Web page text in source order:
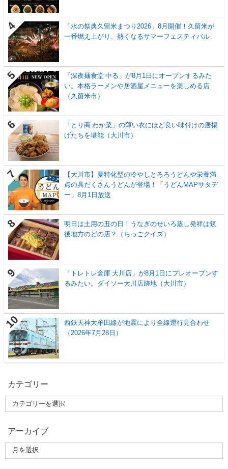
「水の祭典久留米まつり2026」8月開催！久留米が
一番燃え上がり、熱くなるサマーフェスティバル
「深夜麺食堂 中る」が8月1日にオープンするみた
い。本格ラーメンや居酒屋メニューを楽しめる店
（久留米市）
「とり商 わか菜」の薄い衣にほど良い味付けの唐揚
げたちを堪能（大川市）
【大川市】夏特化型の冷やしとろろうどんや栄養満
点の具だくさんうどんが登場！「うどんMAPサタデ
ー」8月1日放送
明日は土用の丑の日！うなぎのせいろ蒸し発祥は筑
後地方のどの店？（ちっごクイズ）
「トレトレ倉庫 大川店」が8月1日にプレオープンす
るみたい。ダイソー大川店跡地（大川市）
西鉄天神大牟田線が地震により全線運行見合わせ
（2026年7月28日）
カテゴリー
アーカイブ